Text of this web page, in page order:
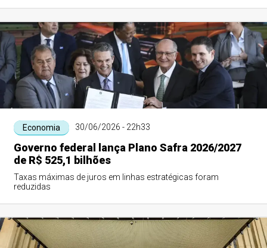
Economia 30/06/2026 - 22h33
Governo federal lança Plano Safra 2026/2027
de R$ 525,1 bilhões
Taxas máximas de juros em linhas estratégicas foram
reduzidas